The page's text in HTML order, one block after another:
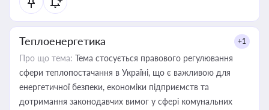
Теплоенергетика +1
Про що тема: Тема стосується правового регулювання
сфери теплопостачання в Україні, що є важливою для
енергетичної безпеки, економіки підприємств та
дотримання законодавчих вимог у сфері комунальних